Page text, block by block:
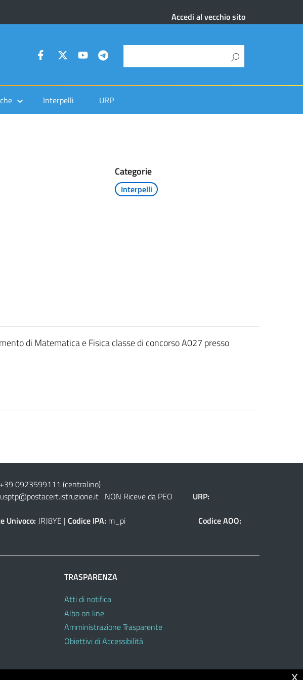
Accedi al vecchio sito
Interpelli URP
Categorie
Interpelli
di Matematica e Fisica classe di concorso A027 presso
+39 0923599111 (centralino)
usptp@postacert.istruzione.itNON Riceve da PEO URP:
Univoco: JRJ8YE | Codice IPA: m_pi Codice AOO:
TRASPARENZA
Atti di notifica
Albo on line
Amministrazione Trasparente
Obiettivi di Accessibilità
x